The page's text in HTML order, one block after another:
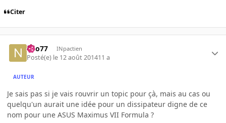
Citer
neo77 INpactien
Posté(e) le 12 août 201411 a
AUTEUR
Je sais pas si je vais rouvrir un topic pour çà, mais au cas ou
quelqu'un aurait une idée pour un dissipateur digne de ce
nom pour une ASUS Maximus VII Formula ?